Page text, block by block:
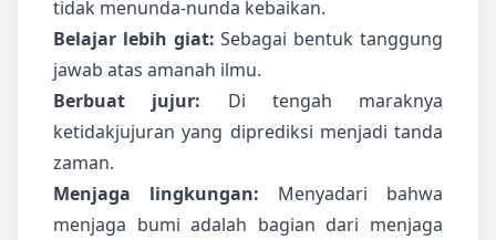
tidak menunda-nunda kebaikan.
Belajar lebih giat: Sebagai bentuk tanggung
jawab atas amanah ilmu.
Berbuat jujur: Di tengah maraknya
ketidakjujuran yang diprediksi menjadi tanda
zaman.
Menjaga lingkungan: Menyadari bahwa
menjaga bumi adalah bagian dari menjaga